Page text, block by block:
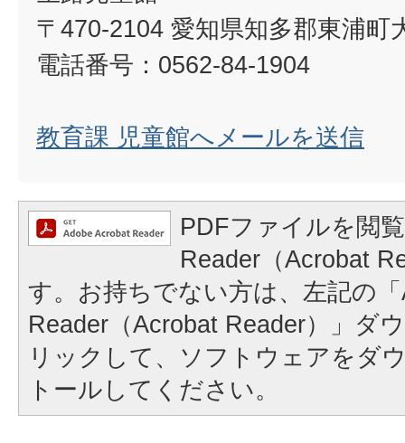
〒470-2104 愛知県知多郡東浦町
電話番号：0562-84-1904
教育課 児童館へメールを送信
PDFファイルを閲
Reader（Acrobat
す。お持ちでない方は、左記の
Reader（Acrobat Reader）」ダ
リックして、ソフトウェアをダ
トールしてください。